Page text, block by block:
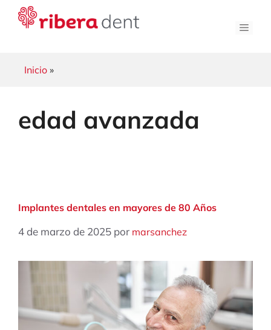
Saltar
Inicio »
edad avanzada
Implantes dentales en mayores de 80 Años
4 de marzo de 2025 por marsanchez